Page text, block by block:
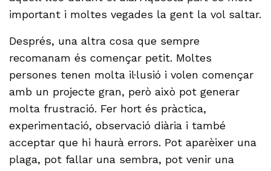
important i moltes vegades la gent la vol saltar.
Després, una altra cosa que sempre
recomanam és començar petit. Moltes
persones tenen molta il·lusió i volen començar
amb un projecte gran, però això pot generar
molta frustració. Fer hort és pràctica,
experimentació, observació diària i també
acceptar que hi haurà errors. Pot aparèixer una
plaga, pot fallar una sembra, pot venir una